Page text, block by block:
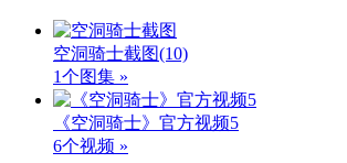
空洞骑士截图(10)
1个图集 »
《空洞骑士》官方视频5
6个视频 »